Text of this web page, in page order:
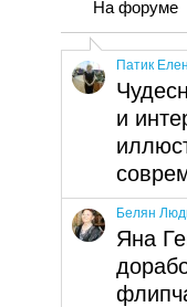
На форуме
Патик
и
Белян
Яна